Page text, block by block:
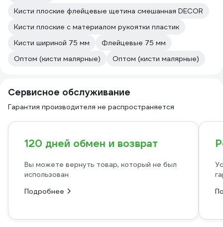
Кисти плоские флейцевые щетина смешанная DECOR
Кисти плоские с материалом рукоятки пластик
Кисти шириной 75 мм
Флейцевые 75 мм
Оптом (кисти малярные)
Оптом (кисти малярные)
Сервисное обслуживание
Гарантия производителя не распространяется
120 дней обмен и возврат
Вы можете вернуть товар, который не был
использован
Подробнее